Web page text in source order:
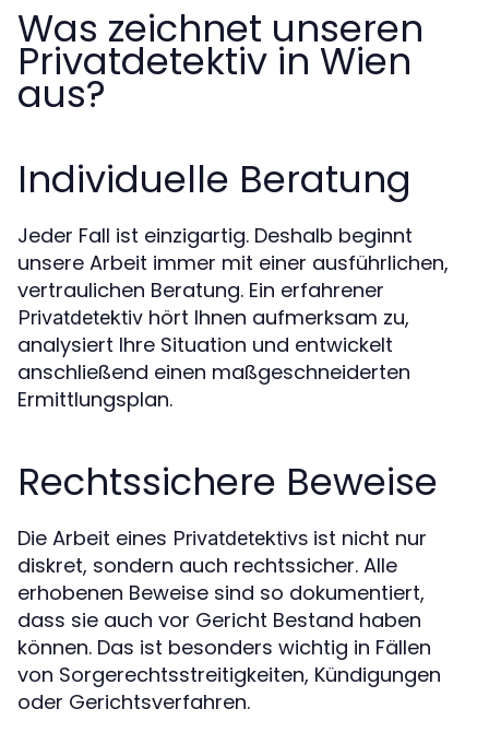
Was zeichnet unseren
Privatdetektiv in Wien
aus?
Individuelle Beratung
Jeder Fall ist einzigartig. Deshalb beginnt
unsere Arbeit immer mit einer ausführlichen,
vertraulichen Beratung. Ein erfahrener
Privatdetektiv hört Ihnen aufmerksam zu,
analysiert Ihre Situation und entwickelt
anschließend einen maßgeschneiderten
Ermittlungsplan.
Rechtssichere Beweise
Die Arbeit eines Privatdetektivs ist nicht nur
diskret, sondern auch rechtssicher. Alle
erhobenen Beweise sind so dokumentiert,
dass sie auch vor Gericht Bestand haben
können. Das ist besonders wichtig in Fällen
von Sorgerechtsstreitigkeiten, Kündigungen
oder Gerichtsverfahren.